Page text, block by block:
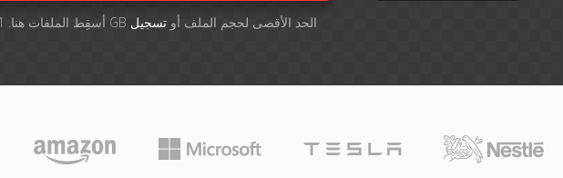
أسقِط الملفات هنا. 1 GB الحد الأقصى لحجم الملف أوتسجيل